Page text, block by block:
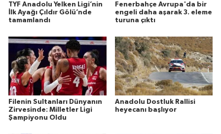
TYF Anadolu Yelken Ligi’nin
İlk Ayağı Çıldır Gölü’nde
tamamlandı
Fenerbahçe Avrupa'da bir
engeli daha aşarak 3. eleme
turuna çıktı
Filenin Sultanları Dünyanın
Zirvesinde: Milletler Ligi
Şampiyonu Oldu
Anadolu Dostluk Rallisi
heyecanı başlıyor